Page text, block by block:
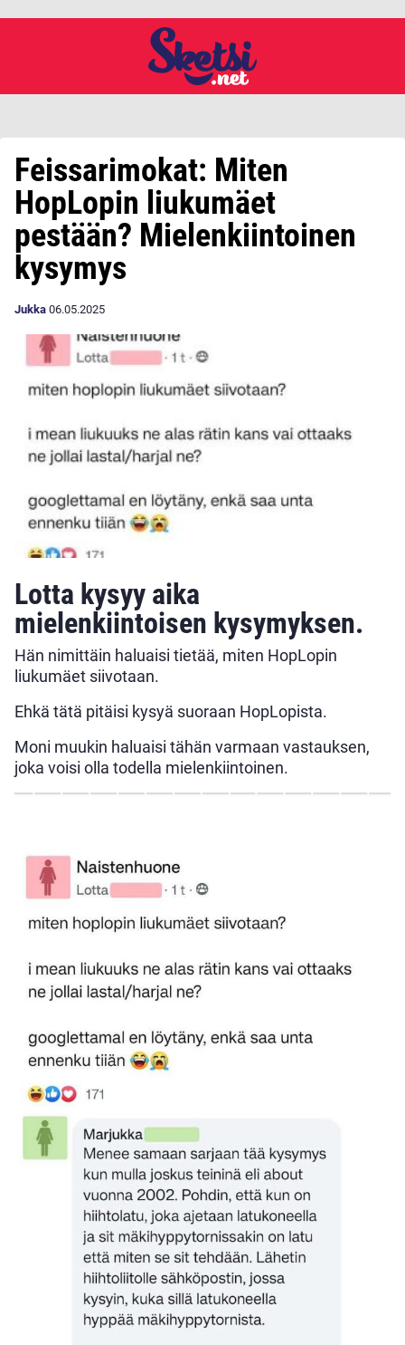
Feissarimokat: Miten
HopLopin liukumäet
pestään? Mielenkiintoinen
kysymys
Jukka 06.05.2025
Lotta kysyy aika
mielenkiintoisen kysymyksen.
Hän nimittäin haluaisi tietää, miten HopLopin
liukumäet siivotaan.
Ehkä tätä pitäisi kysyä suoraan HopLopista.
Moni muukin haluaisi tähän varmaan vastauksen,
joka voisi olla todella mielenkiintoinen.